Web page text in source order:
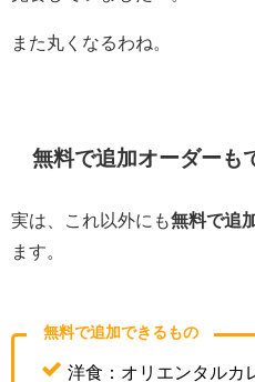
また丸くなるわね。
無料で追加オーダーも
実は、これ以外にも無料で追
ます。
無料で追加できるもの
洋食：オリエンタルカ